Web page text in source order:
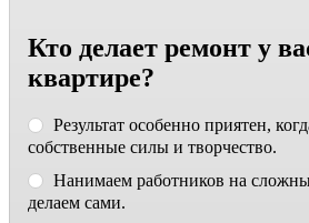
Кто делает ремонт у
квартире?
Результат особенно приятен,
собственные силы и творчество.
Нанимаем работников на
делаем сами.